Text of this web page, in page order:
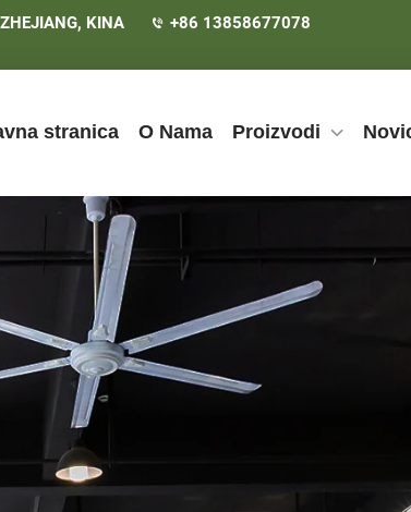
KINA
+86 13858677078
stranica O Nama Proizvodi